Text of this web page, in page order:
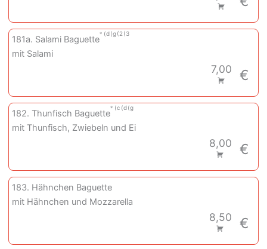
181a. Salami Baguette
d g 2 3
mit Salami
7,00 €
182. Thunfisch Baguette
c d g
mit Thunfisch, Zwiebeln und Ei
8,00 €
183. Hähnchen Baguette
mit Hähnchen und Mozzarella
8,50 €